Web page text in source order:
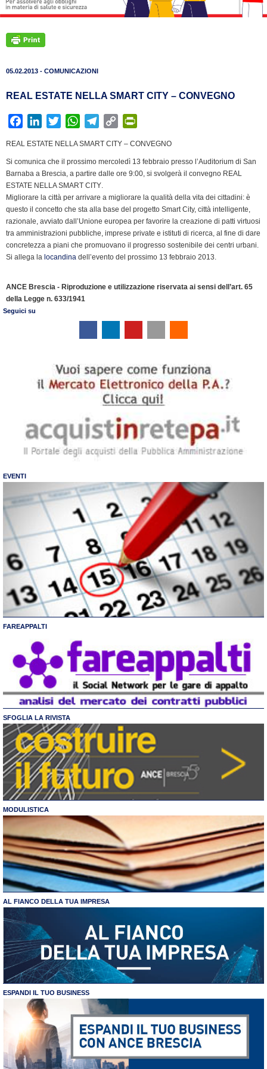
05.02.2013 - COMUNICAZIONI
REAL ESTATE NELLA SMART CITY – CONVEGNO
c
e
b
o
k
n
k
e
I
n
i
t
t
r
W
a
t
s
A
p
p
l
e
g
a
m
C
p
y
L
n
k
i
n
t
r
i
e
n
y
REAL ESTATE NELLA SMART CITY – CONVEGNO
Si comunica che il prossimo mercoledì 13 febbraio presso l’Auditorium di San
Barnaba a Brescia, a partire dalle ore 9:00, si svolgerà il convegno REAL
ESTATE NELLA SMART CITY.
Migliorare la città per arrivare a migliorare la qualità della vita dei cittadini: è
questo il concetto che sta alla base del progetto Smart City, città intelligente,
razionale, avviato dall’Unione europea per favorire la creazione di patti virtuosi
tra amministrazioni pubbliche, imprese private e istituti di ricerca, al fine di dare
concretezza a piani che promuovano il progresso sostenibile dei centri urbani.
Si allega la locandina dell’evento del prossimo 13 febbraio 2013.
ANCE Brescia - Riproduzione e utilizzazione riservata ai sensi dell’art. 65
della Legge n. 633/1941
Seguici su
EVENTI
FAREAPPALTI
SFOGLIA LA RIVISTA
MODULISTICA
AL FIANCO DELLA TUA IMPRESA
ESPANDI IL TUO BUSINESS